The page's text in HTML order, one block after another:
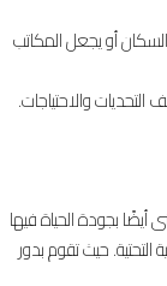
السكان أو يجعل المكاتب
والاحتياجات.
بجودة الحياة فيها
حيث تقوم بدور